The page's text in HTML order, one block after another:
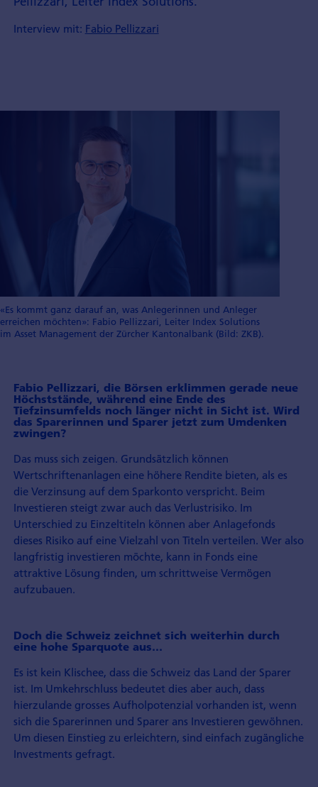
Interview mit: Fabio Pellizzari
«Es kommt ganz darauf an, was Anlegerinnen und Anleger
erreichen möchten»: Fabio Pellizzari, Leiter Index Solutions
im Asset Management der Zürcher Kantonalbank (Bild: ZKB).
Fabio Pellizzari, die Börsen erklimmen gerade neue
Höchststände, während eine Ende des
Tiefzinsumfelds noch länger nicht in Sicht ist. Wird
das Sparerinnen und Sparer jetzt zum Umdenken
zwingen?
Das muss sich zeigen. Grundsätzlich können
Wertschriftenanlagen eine höhere Rendite bieten, als es
die Verzinsung auf dem Sparkonto verspricht. Beim
Investieren steigt zwar auch das Verlustrisiko. Im
Unterschied zu Einzeltiteln können aber Anlagefonds
dieses Risiko auf eine Vielzahl von Titeln verteilen. Wer also
langfristig investieren möchte, kann in Fonds eine
attraktive Lösung finden, um schrittweise Vermögen
aufzubauen.
Doch die Schweiz zeichnet sich weiterhin durch
eine hohe Sparquote aus…
Es ist kein Klischee, dass die Schweiz das Land der Sparer
ist. Im Umkehrschluss bedeutet dies aber auch, dass
hierzulande grosses Aufholpotenzial vorhanden ist, wenn
sich die Sparerinnen und Sparer ans Investieren gewöhnen.
Um diesen Einstieg zu erleichtern, sind einfach zugängliche
Investments gefragt.